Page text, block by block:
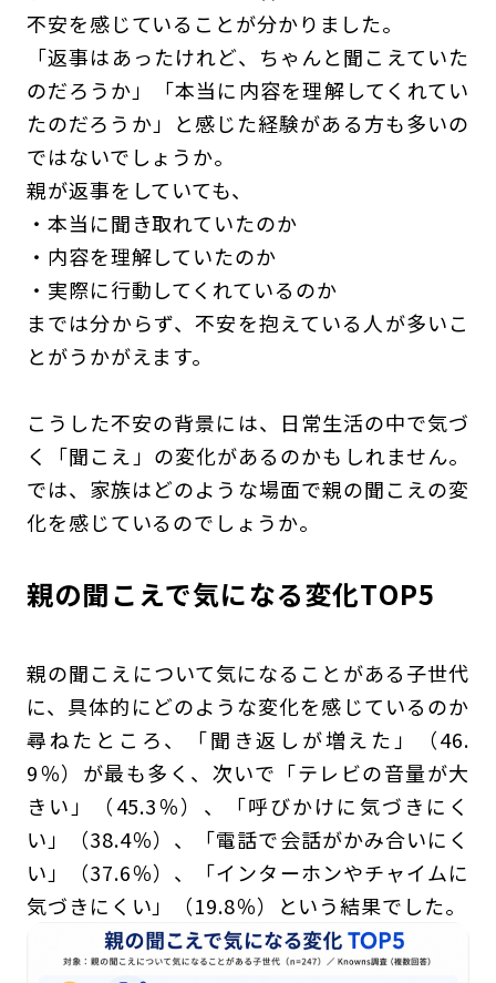
不安を感じていることが分かりました。
「返事はあったけれど、ちゃんと聞こえていた
のだろうか」「本当に内容を理解してくれてい
たのだろうか」と感じた経験がある方も多いの
ではないでしょうか。
親が返事をしていても、
・本当に聞き取れていたのか
・内容を理解していたのか
・実際に行動してくれているのか
までは分からず、不安を抱えている人が多いこ
とがうかがえます。
こうした不安の背景には、日常生活の中で気づ
く「聞こえ」の変化があるのかもしれません。
では、家族はどのような場面で親の聞こえの変
化を感じているのでしょうか。
親の聞こえで気になる変化TOP5
親の聞こえについて気になることがある子世代
に、具体的にどのような変化を感じているのか
尋ねたところ、「聞き返しが増えた」（46.
9％）が最も多く、次いで「テレビの音量が大
きい」（45.3％）、「呼びかけに気づきにく
い」（38.4％）、「電話で会話がかみ合いにく
い」（37.6％）、「インターホンやチャイムに
気づきにくい」（19.8％）という結果でした。